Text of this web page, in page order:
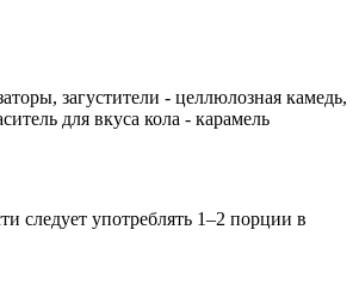
загустители - целлюлозная камедь,
для вкуса кола - карамель
следует употреблять 1–2 порции в